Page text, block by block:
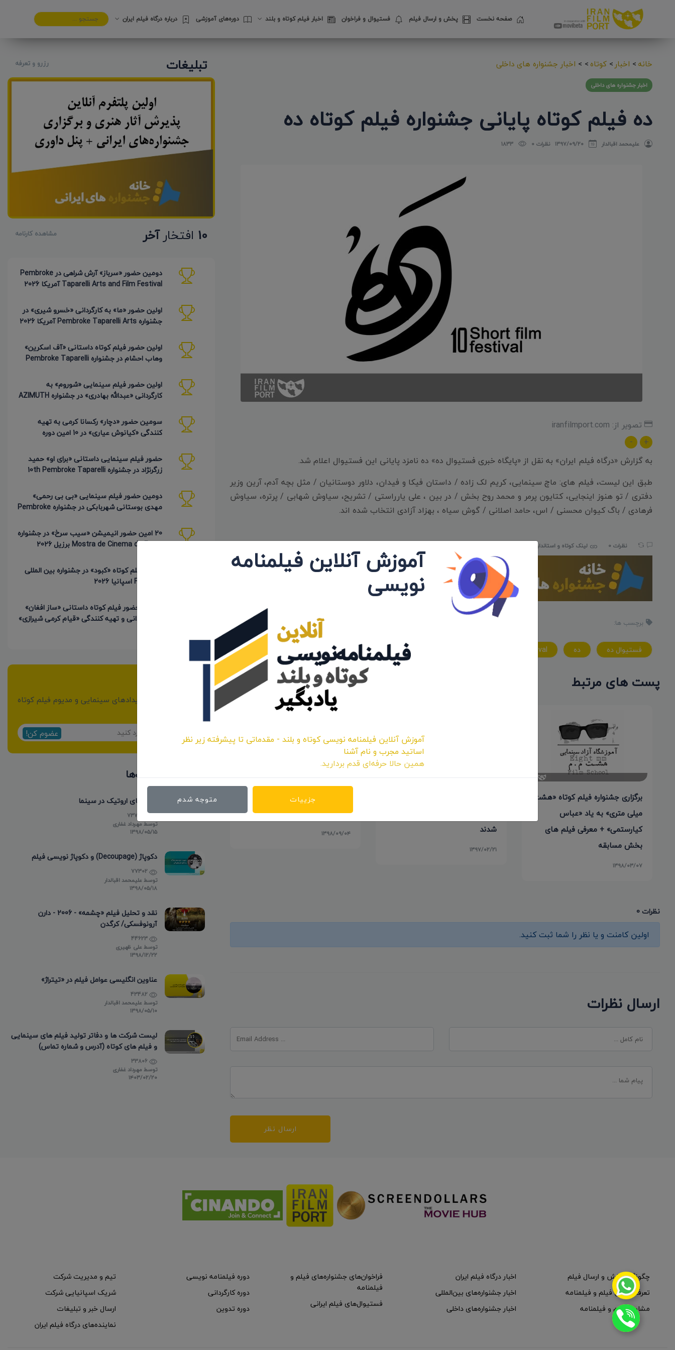
صفحه نخست پخش و ارسال فیلم فستیوال‌ و فراخوان اخبار فیلم کوتاه و بلند دوره‌های آموزشی درباره درگاه فیلم ایران
خانه> اخبار > کوتاه>
> اخبار جشنواره های داخلی
اخبار جشنواره های داخلی
ده فیلم کوتاه پایانی جشنواره فیلم کوتاه ده
علیمحمد اقبالدار ۱۳۹۷/۰۹/۲۰ نظرات 0 1833
تصویر از: iranfilmport.com
+
-
به گزارش «درگاه فیلم ایران» به نقل از «پایگاه خبری فستیوال ده» ده نامزد پایانی این فستیوال اعلام شد.
طبق این لیست، فیلم های: ماچ سینمایی، کریم لک زاده / داستان فیکا و فیدان، دلاور دوستانیان / مثل بچه آدم، آرین وزیر
دفتری / تو هنوز اینجایی، کتایون پرمر و محمد روح بخش / در بین ، علی یارراستی / تشریح، سیاوش شهابی / پرتره، سیاوش
فرهادی / باگ کیوان محسنی / اس، حامد اصلانی / گوش سیاه ، بهزاد آزادی انتخاب شده اند.
نظرات 0 لینک کوتاه و استاندارد:
برچسب ها:
فستيوال ده ده 10festival
اشتراک:
پست های مرتبط
برگزاری جشنواره فیلم کوتاه «هشت
میلی متری» به یاد «عباس
کیارستمی» + معرفی فیلم های
بخش مسابقه
۱۳۹۸/۰۳/۰۷
شدند
۱۳۹۷/۰۲/۲۱
برگزیدگان دهمین جشنواره بین
المللی سیمرغ معرفی شدند
۱۳۹۸/۰۹/۰۴
نظرات 0
اولین کامنت و یا نظر را شما ثبت کنید.
ارسال نظرات
ارسال نظر
تبلیغات رزرو و تعرفه
10 افتخارآخر مشاهده کارنامه
دومین حضور «سرباز» آرش شراهی در Pembroke
Taparelli Arts and Film Festival آمریکا 2026
اولین حضور «ما» به کارگردانی «خسرو شیری» در
جشنواره Pembroke Taparelli Arts آمریکا 2026
اولین حضور فیلم کوتاه داستانی «آف اسکرین»
وهاب احشام در جشنواره Pembroke Taparelli
اولین حضور فیلم سینمایی «شوروم» به
کارگردانی «عبدالله بهادری» در جشنواره AZIMUTH
سومین حضور «دچار» رکسانا کرمی به تهیه
کنندگی «کیانوش عیاری» در 10 امین دوره
حضور فیلم سینمایی داستانی «برای او» حمید
زرگرنژاد در جشنواره 10th Pembroke Taparelli
دومین حضور فیلم سینمایی «بی بی رحمی»
مهدی بوستانی شهربابکی در جشنواره Pembroke
20 امین حضور انیمیشن «سیب سرخ» در جشنواره
Mostra de Cinema de Fama برزیل 2026
حضور فیلم کوتاه «کبود» در جشنواره بین المللی
FICNOVA اسپانیا 2026
4 امین حضور فیلم کوتاه داستانی «ساز افغان»
به کارگردانی و تهیه کنندگی «قیام کرمی شیرازی»
از مهمترین اخبار و رویدادهای سینمایی و مدیوم فیلم کوتاه
عضوم کن!
پر بازدیدترین پست‌ها
فیلم های اروتیک در سینما
737033
توسطمهرداد غفاری
۱۳۹۸/۰۵/۱۵
دکوپاژ (Decoupage) و دکوپاژ نویسی فیلم
توسطعلیمحمد اقبالدار
۱۳۹۸/۰۵/۱۸
نقد و تحلیل فیلم «چشمه» - 2006 - دارن
آرونوفسکی/ کرگدن
توسطعلی ظهیری
۱۳۹۸/۱۲/۲۲
عناوین انگلیسی عوامل فیلم در «تیتراژ»
توسطعلیمحمد اقبالدار
۱۳۹۸/۰۵/۱۰
لیست شرکت ها و دفاتر تولید فیلم های سینمایی
و فیلم های کوتاه (آدرس و شماره تماس)
توسط مهرداد غفاری
۱۴۰۳/۰۲/۲۰
چگونگی پخش و ارسال فیلم
تعرفه پخش فیلم و فیلمنامه
مشاوره فیلم و فیلمنامه
اخبار درگاه فیلم ایران
اخبار جشنواره‌های بین‌المللی
اخبار جشنواره‌های داخلی
فراخوان‌های جشنواره‌های فیلم و
فیلمنامه
فستیوال‌های فیلم ایرانی
دوره فیلمنامه نویسی
دوره کارگردانی
دوره تدوین
تیم و مدیریت شرکت
شریک اسپانیایی شرکت
ارسال خبر و تبلیغات
نماینده‌های درگاه فیلم ایران
آموزش آنلاین فیلمنامه
نویسی
آموزش آنلاین فیلمنامه نویسی کوتاه و بلند - مقدماتی تا پیشرفته زیر نظر
اساتید مجرب و نام آشنا
همین حالا حرفه‌ای قدم بردارید.
جزییات متوجه شدم